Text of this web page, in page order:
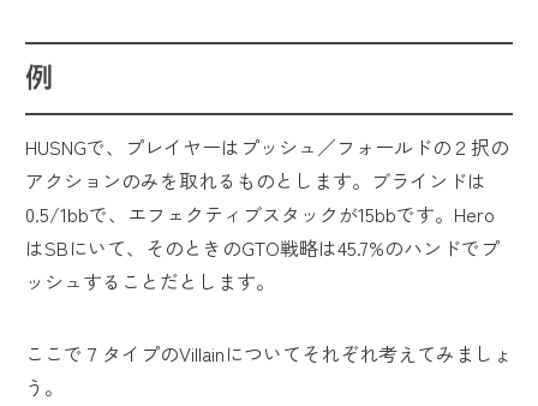
例
HUSNGで、プレイヤーはプッシュ／フォールドの２択の
アクションのみを取れるものとします。ブラインドは
0.5/1bbで、エフェクティブスタックが15bbです。Hero
はSBにいて、そのときのGTO戦略は45.7%のハンドでプ
ッシュすることだとします。
ここで７タイプのVillainについてそれぞれ考えてみましょ
う。